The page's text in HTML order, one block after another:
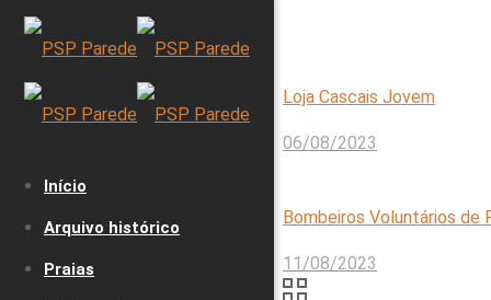
Início
Arquivo histórico
Praias
Loja Cascais Jovem
06/08/2023
Bombeiros Voluntários de
11/08/2023